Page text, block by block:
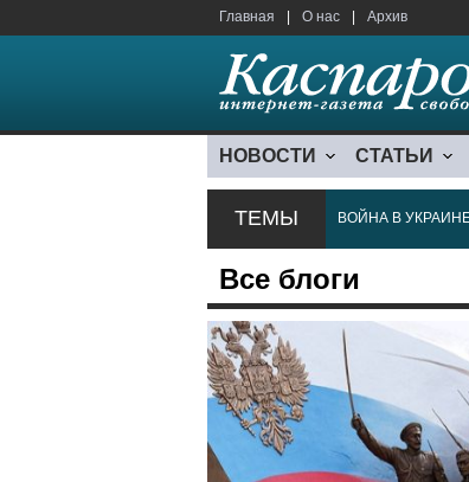
Главная О нас Архив
НОВОСТИ СТАТЬИ
ТЕМЫ ВОЙНА В
Все блоги